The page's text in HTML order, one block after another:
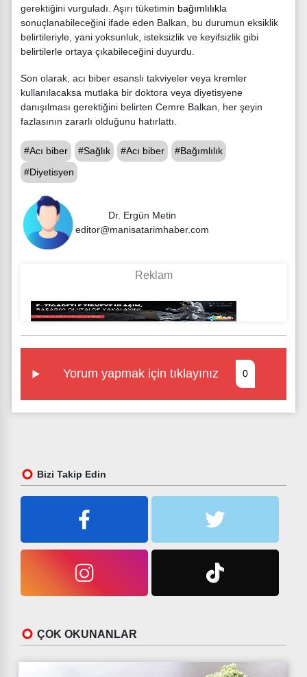
gerektiğini vurguladı. Aşırı tüketimin bağımlılıkla
sonuçlanabileceğini ifade eden Balkan, bu durumun eksiklik
belirtileriyle, yani yoksunluk, isteksizlik ve keyifsizlik gibi
belirtilerle ortaya çıkabileceğini duyurdu.
Son olarak, acı biber esanslı takviyeler veya kremler
kullanılacaksa mutlaka bir doktora veya diyetisyene
danışılması gerektiğini belirten Cemre Balkan, her şeyin
fazlasının zararlı olduğunu hatırlattı.
#Acı biber #Sağlık #Acı biber
#Bağımlılık
#Diyetisyen
Dr. Ergün Metin
editor@manisatarimhaber.com
Yorum yapmak için tıklayınız 0
Bizi Takip Edin
ÇOK OKUNANLAR